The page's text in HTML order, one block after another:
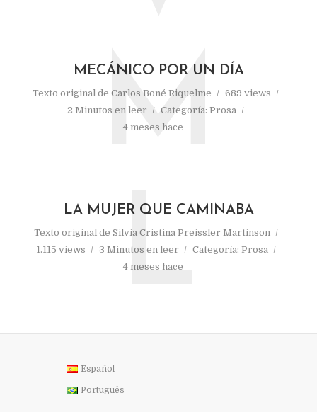
MECÁNICO POR UN DÍA
Texto original de Carlos Boné Riquelme
689 views
2 Minutos en leer
Categoría: Prosa
4 meses hace
M
LA MUJER QUE CAMINABA
Texto original de Silvia Cristina Preissler Martinson
1.115 views
3 Minutos en leer Categoría: Prosa
4 meses hace
L
Español
Português